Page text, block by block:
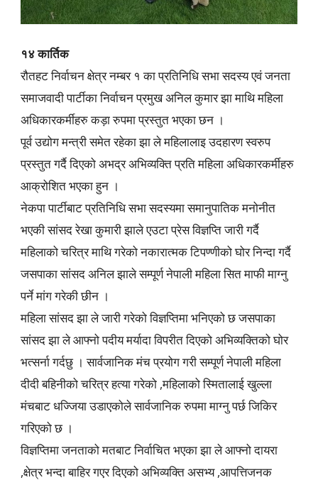
१४ कार्तिक
रौतहट निर्वाचन क्षेत्र नम्बर १ का प्रतिनिधि सभा सदस्य एवं जनता
समाजवादी पार्टीका निर्वाचन प्रमुख अनिल कुमार झा माथि महिला
अधिकारकर्मीहरु कड़ा रुपमा प्रस्तुत भएका छन ।
पूर्व उद्योग मन्त्री समेत रहेका झा ले महिलालाइ उदहारण स्वरुप
प्रस्तुत गर्दै दिएको अभद्र अभिव्यक्ति प्रति महिला अधिकारकर्मीहरु
आक्रोशित भएका हुन ।
नेकपा पार्टीबाट प्रतिनिधि सभा सदस्यमा समानुपातिक मनोनीत
भएकी सांसद रेखा कुमारी झाले एउटा प्रेस विज्ञप्ति जारी गर्दै
महिलाको चरित्र माथि गरेको नकारात्मक टिपण्णीको घोर निन्दा गर्दै
जसपाका सांसद अनिल झाले सम्पूर्ण नेपाली महिला सित माफी माग्नु
पर्ने मांग गरेकी छीन ।
महिला सांसद झा ले जारी गरेको विज्ञप्तिमा भनिएको छ जसपाका
सांसद झा ले आफ्नो पदीय मर्यादा विपरीत दिएको अभिव्यक्तिको घोर
भत्सर्ना गर्दछु । सार्वजानिक मंच प्रयोग गरी सम्पूर्ण नेपाली महिला
दीदी बहिनीको चरित्र हत्या गरेको ,महिलाको स्मितालाई खुल्ला
मंचबाट धज्जिया उडाएकोले सार्वजानिक रुपमा माग्नु पर्छ जिकिर
गरिएको छ ।
विज्ञप्तिमा जनताको मतबाट निर्वाचित भएका झा ले आफ्नो दायरा
,क्षेत्र भन्दा बाहिर गएर दिएको अभिव्यक्ति असभ्य ,आपत्तिजनक